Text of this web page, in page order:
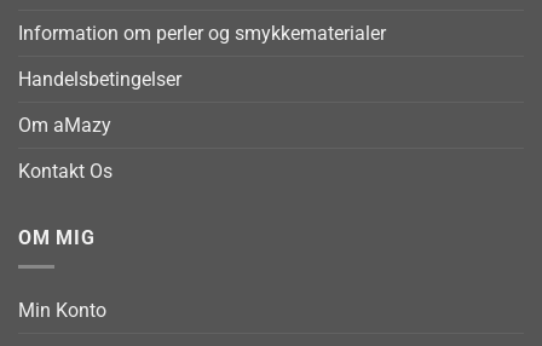
Information om perler og smykkematerialer
Handelsbetingelser
Om aMazy
Kontakt Os
OM MIG
Min Konto